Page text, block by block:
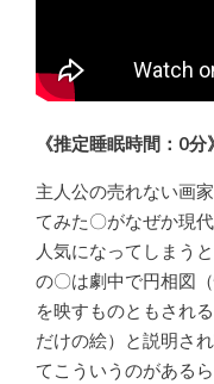
《推定睡眠時間：0分》
主人公の売れない画
てみた〇がなぜか現
人気になってしまう
の〇は劇中で円相図
を映すものともされ
だけの絵）と説明さ
てこういうのがある